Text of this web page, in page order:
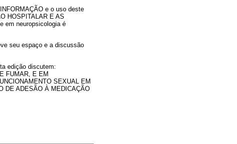
e o uso deste
HOSPITALAR E AS
em neuropsicologia é
seu espaço e a discussão
edição discutem:
FUMAR, E EM
SEXUAL EM
DE ADESÃO À MEDICAÇÃO